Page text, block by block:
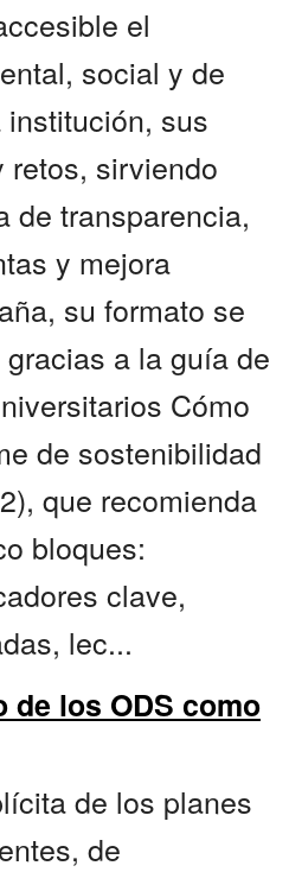
el
social y de
sus
retos, sirviendo
de transparencia,
y mejora
su formato se
a la guía de
Cómo
de sostenibilidad
que recomienda
bloques:
clave,
lec...
de los ODS como
de los planes
de